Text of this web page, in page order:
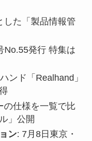
した「製品情報管
No.55発行 特集は
ンド「Realhand」
の仕様を一覧で比
」公開
ン: 7月8日東京・